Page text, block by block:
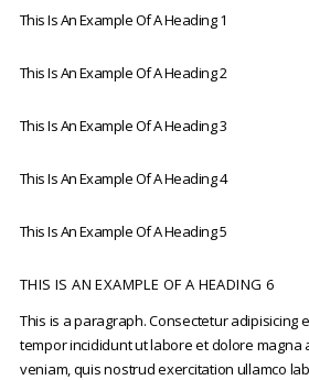
This Is An Example Of A Heading 1
This Is An Example Of A Heading 2
This Is An Example Of A Heading 3
This Is An Example Of A Heading 4
This Is An Example Of A Heading 5
THIS IS AN EXAMPLE OF A HEADING 6
This is a paragraph. Consectetur adipisicing
tempor incididunt ut labore et dolore magna
veniam, quis nostrud exercitation ullamco